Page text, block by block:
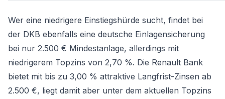
Wer eine niedrigere Einstiegshürde sucht, findet bei
der DKB ebenfalls eine deutsche Einlagensicherung
bei nur 2.500 € Mindestanlage, allerdings mit
niedrigerem Topzins von 2,70 %. Die Renault Bank
bietet mit bis zu 3,00 % attraktive Langfrist-Zinsen ab
2.500 €, liegt damit aber unter dem aktuellen Topzins